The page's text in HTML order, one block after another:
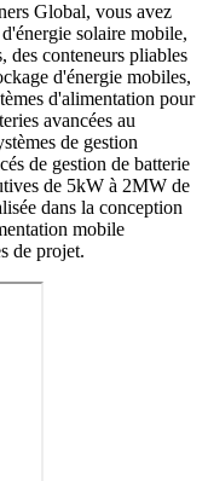
Global, vous avez
solaire mobile,
des conteneurs pliables
d'énergie mobiles,
d'alimentation pour
avancées au
de gestion
de gestion de batterie
de 5kW à 2MW de
dans la conception
mobile
de projet.